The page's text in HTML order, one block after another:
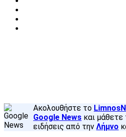
Ακολουθήστε το
Google News και
ειδήσεις από την Λήμνο